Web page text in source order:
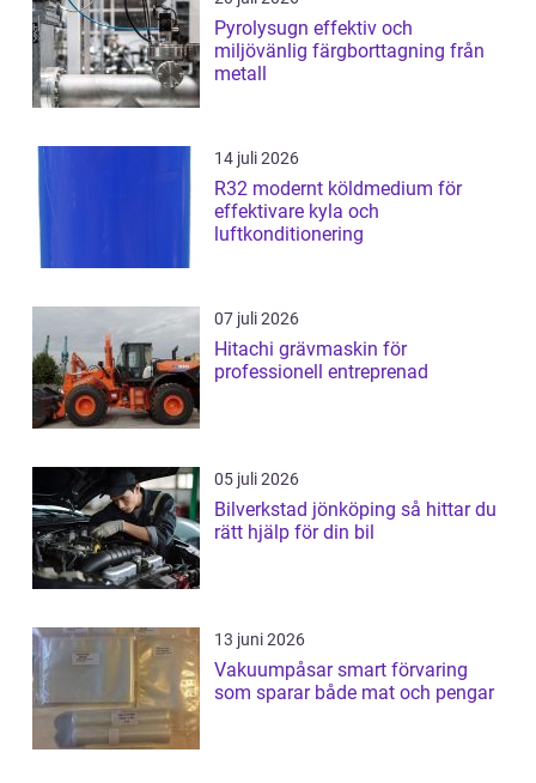
Pyrolysugn effektiv och
miljövänlig färgborttagning från
metall
14 juli 2026
R32 modernt köldmedium för
effektivare kyla och
luftkonditionering
07 juli 2026
Hitachi grävmaskin för
professionell entreprenad
05 juli 2026
Bilverkstad jönköping så hittar du
rätt hjälp för din bil
13 juni 2026
Vakuumpåsar smart förvaring
som sparar både mat och pengar